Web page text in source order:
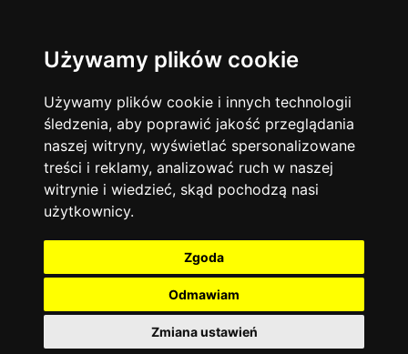
Używamy plików cookie
Używamy plików cookie i innych technologii
śledzenia, aby poprawić jakość przeglądania
naszej witryny, wyświetlać spersonalizowane
treści i reklamy, analizować ruch w naszej
witrynie i wiedzieć, skąd pochodzą nasi
użytkownicy.
Zgoda
Odmawiam
Zmiana ustawień
Język angielski 13744
Matematyka 12928
Chemia 4886
Język niemiecki 4307
Język polski 3426
Fizyka
Język francuski
Warszawa
Korepetycje
Online
14839
Kraków 7753
Wrocław
Łódź 3513
Gdańsk 2075